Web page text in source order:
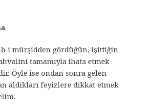
i mürşidden gördüğün, işittiğin
tamamıyla ihata etmek
Öyle ise ondan sonra gelen
aldıkları feyizlere dikkat etmek